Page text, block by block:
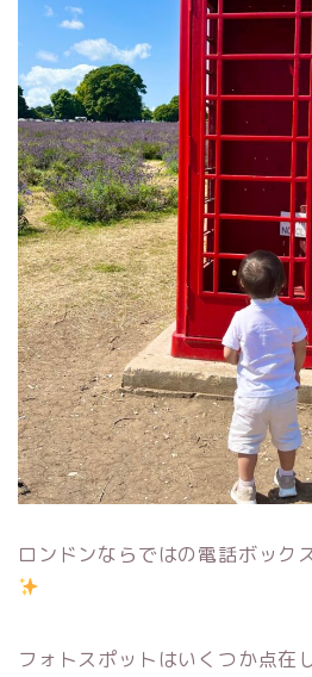
ロンドンならではの電話ボック
フォトスポットはいくつか点在